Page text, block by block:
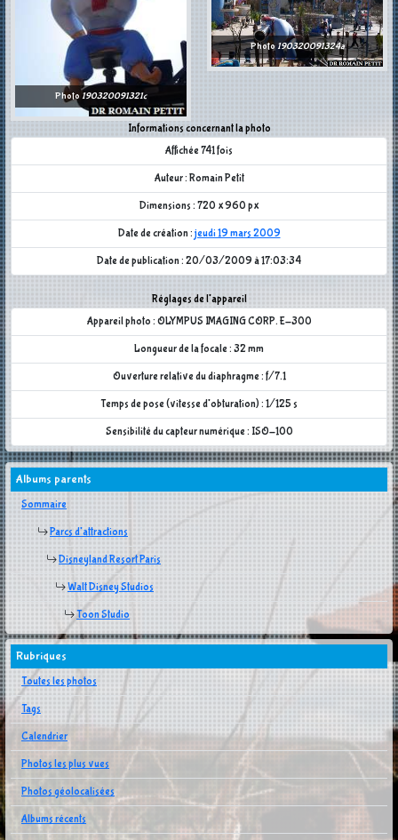
Photo 190320091321c
Informations concernant la photo
Affichée 741 fois
Auteur : Romain Petit
Dimensions : 720 x 960 px
Date de création : jeudi 19 mars 2009
Date de publication : 20/03/2009 à 17:03:34
Réglages de l'appareil
Appareil photo : OLYMPUS IMAGING CORP. E-300
Longueur de la focale : 32 mm
Ouverture relative du diaphragme : f/7.1
Temps de pose (vitesse d'obturation) : 1/125 s
Sensibilité du capteur numérique : ISO-100
Photo190320091324a
Albums parents
Sommaire
Parcs d'attractions
Disneyland Resort Paris
Walt Disney Studios
Toon Studio
Rubriques
Toutes les photos
Tags
Calendrier
Photos les plus vues
Photos géolocalisées
Albums récents